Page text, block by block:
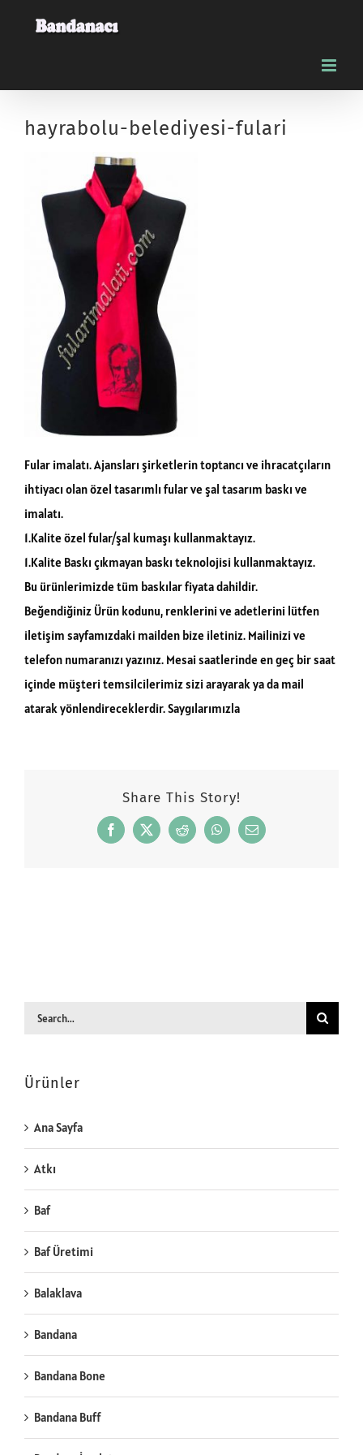
hayrabolu-belediyesi-fulari
Fular imalatı. Ajansları şirketlerin toptancı ve ihracatçıların
ihtiyacı olan özel tasarımlı fular ve şal tasarım baskı ve
imalatı.
1.Kalite özel fular/şal kumaşı kullanmaktayız.
1.Kalite Baskı çıkmayan baskı teknolojisi kullanmaktayız.
Bu ürünlerimizde tüm baskılar fiyata dahildir.
Beğendiğiniz Ürün kodunu, renklerini ve adetlerini lütfen
iletişim sayfamızdaki mailden bize iletiniz. Mailinizi ve
telefon numaranızı yazınız. Mesai saatlerinde en geç bir saat
içinde müşteri temsilcilerimiz sizi arayarak ya da mail
atarak yönlendireceklerdir. Saygılarımızla
Share This Story!
Facebook
X RedditWhatsApp
Email
Search
Ürünler
Ana Sayfa
Atkı
Baf
Baf Üretimi
Balaklava
Bandana
Bandana Bone
Bandana Buff